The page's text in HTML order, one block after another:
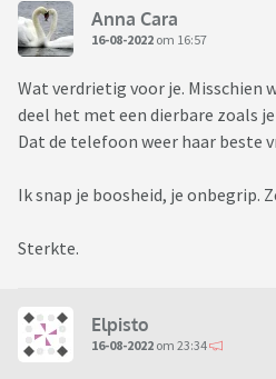
het voor doen. Hard hoofd in,
gepakt zijn ga ik er maar even
enigszins aan vast.
Anna Cara
16-08-2022 om 16:57
Wat verdrietig voor je. Misschien
deel het met een dierbare zoals
Dat de telefoon weer haar beste
Ik snap je boosheid, je onbegrip.
Sterkte.
Elpisto
16-08-2022 om 23:34